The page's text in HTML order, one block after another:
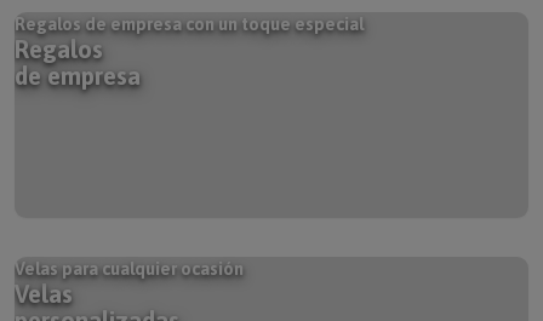
Regalos
de empresa
Velas
personalizadas